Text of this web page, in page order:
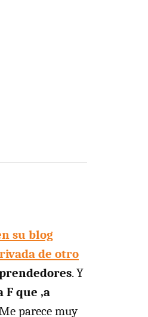
su blog
de otro
. Y
F que ,a
parece muy